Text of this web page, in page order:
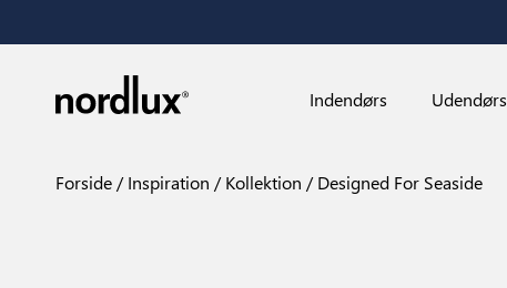
Indendørs Udendørs
Forside Inspiration Kollektion Designed For Seaside